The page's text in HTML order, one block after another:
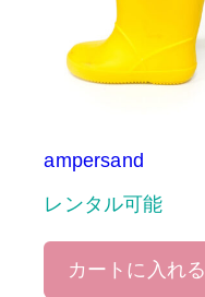
ampersand
レンタル可能
カートに入れる